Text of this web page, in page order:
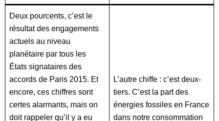
Deux pourcents, c’est le
résultat des engagements
actuels au niveau
planétaire par tous les
États signataires des
accords de Paris 2015. Et
encore, ces chiffres sont
certes alarmants, mais on
doit rappeler qu’il y a eu
L’autre chiffe : c’est deux-
tiers. C’est la part des
énergies fossiles en France
dans notre consommation